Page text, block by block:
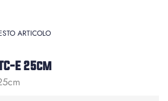
ARTICOLO
E 25cm